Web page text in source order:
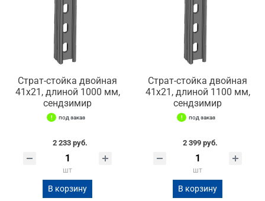
Страт-стойка двойная
41х21, длиной 1000 мм,
сендзимир
под заказ
2 233 руб.
шт
В корзину
Страт-стойка двойная
41х21, длиной 1100 мм,
сендзимир
под заказ
2 399 руб.
шт
В корзину